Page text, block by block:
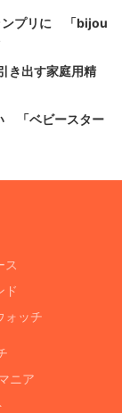
ンプリに 「bijou
き出す家庭用精
「ベビースター
ス
ド
ォッチ
ニア